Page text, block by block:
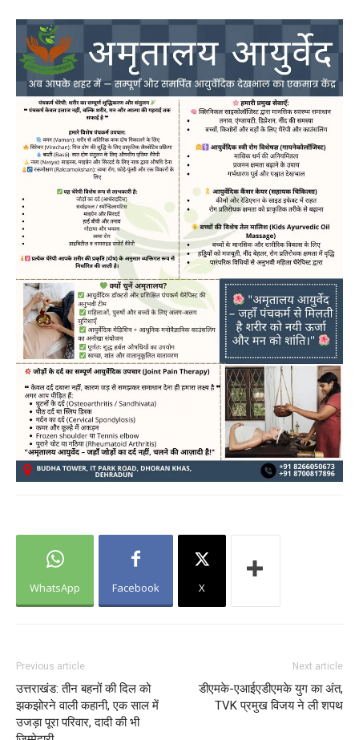
WhatsApp Facebook X
Previous article
उत्तराखंड: तीन बहनों की दिल को
झकझोरने वाली कहानी, एक साल में
उजड़ा पूरा परिवार, दादी की भी
Next article
डीएमके-एआईएडीएमके युग का अंत,
TVK प्रमुख विजय ने ली शपथ